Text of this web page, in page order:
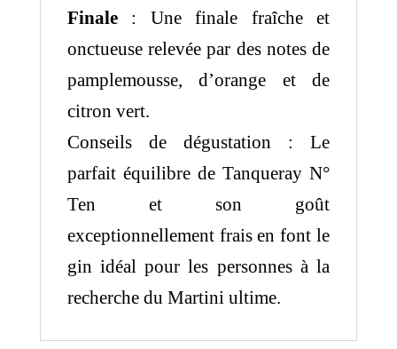
Finale: Une finale fraîche et
onctueuse relevée par des notes de
pamplemousse, d’orange et de
citron vert.
Conseils de dégustation : Le
parfait équilibre de Tanqueray N°
Ten et son goût
exceptionnellement frais en font le
gin idéal pour les personnes à la
recherche du Martini ultime.